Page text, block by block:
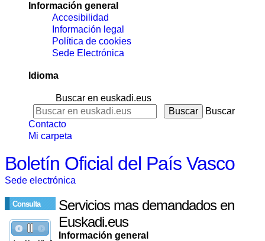
Información general
Accesibilidad
Información legal
Política de cookies
Sede Electrónica
Idioma
Buscar en euskadi.eus
Buscar
Contacto
Mi carpeta
Boletín Oficial del País Vasco
Sede electrónica
Consulta
Servicios mas demandados en
Euskadi.eus
Información general